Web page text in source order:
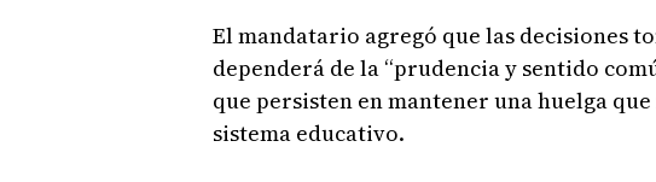
El mandatario agregó que las decisiones
dependerá de la “prudencia y sentido
que persisten en mantener una huelga
sistema educativo.